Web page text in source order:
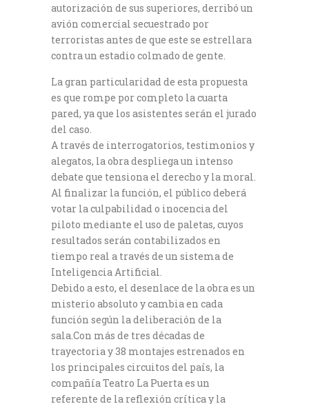
autorización de sus superiores, derribó un
avión comercial secuestrado por
terroristas antes de que este se estrellara
contra un estadio colmado de gente.
La gran particularidad de esta propuesta
es que rompe por completo la cuarta
pared, ya que los asistentes serán el jurado
del caso.
A través de interrogatorios, testimonios y
alegatos, la obra despliega un intenso
debate que tensiona el derecho y la moral.
Al finalizar la función, el público deberá
votar la culpabilidad o inocencia del
piloto mediante el uso de paletas, cuyos
resultados serán contabilizados en
tiempo real a través de un sistema de
Inteligencia Artificial.
Debido a esto, el desenlace de la obra es un
misterio absoluto y cambia en cada
función según la deliberación de la
sala.Con más de tres décadas de
trayectoria y 38 montajes estrenados en
los principales circuitos del país, la
compañía Teatro La Puerta es un
referente de la reflexión crítica y la